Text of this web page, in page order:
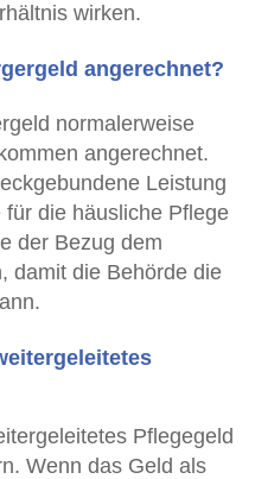
wirken.
angerechnet?
normalerweise
angerechnet.
Leistung
die häusliche Pflege
der Bezug dem
damit die Behörde die
Pflegegeld
Wenn das Geld als